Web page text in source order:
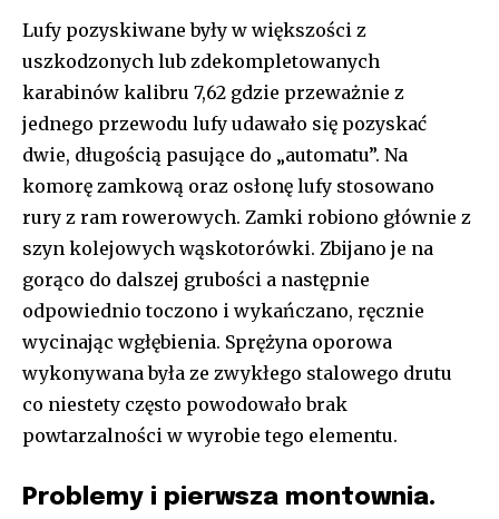
Lufy pozyskiwane były w większości z
uszkodzonych lub zdekompletowanych
karabinów kalibru 7,62 gdzie przeważnie z
jednego przewodu lufy udawało się pozyskać
dwie, długością pasujące do „automatu”. Na
komorę zamkową oraz osłonę lufy stosowano
rury z ram rowerowych. Zamki robiono głównie z
szyn kolejowych wąskotorówki. Zbijano je na
gorąco do dalszej grubości a następnie
odpowiednio toczono i wykańczano, ręcznie
wycinając wgłębienia. Sprężyna oporowa
wykonywana była ze zwykłego stalowego drutu
co niestety często powodowało brak
powtarzalności w wyrobie tego elementu.
Problemy i pierwsza montownia.